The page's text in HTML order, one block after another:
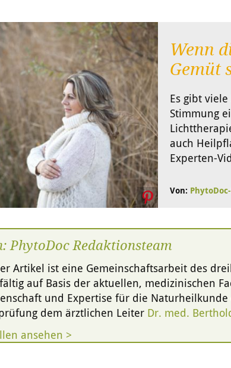
Wenn
Gemüt
Es gibt
Stimmung
auch
Experten-
Von:
PhytoDoc Redaktionsteam
Artikel ist eine Gemeinschaftsarbeit des
auf Basis der aktuellen, medizinischen
und Expertise für die
dem ärztlichen Leiter Dr. med.
ansehen >